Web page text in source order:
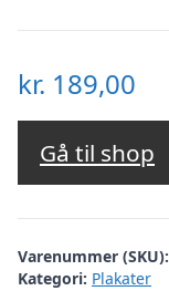
kr. 189,00
Gå til shop
Varenummer (SKU):
Kategori: Plakater